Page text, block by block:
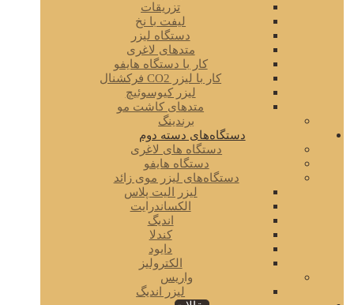
تزریقات
لیفت با نخ
دستگاه لیزر
متدهای لاغری
کار با دستگاه هایفو
کار با لیزر CO2 فرکشنال
لیزر کیوسوئیچ
متدهای کاشت مو
برندینگ
دستگاه‌های دسته دوم
دستگاه های لاغری
دستگاه هایفو
دستگاه‌های لیزر موی زائد
لیزر الیت پلاس
الکساندرایت
اندیگ
کندلا
دایود
الکترولیز
واریس
لیزر اندیگ